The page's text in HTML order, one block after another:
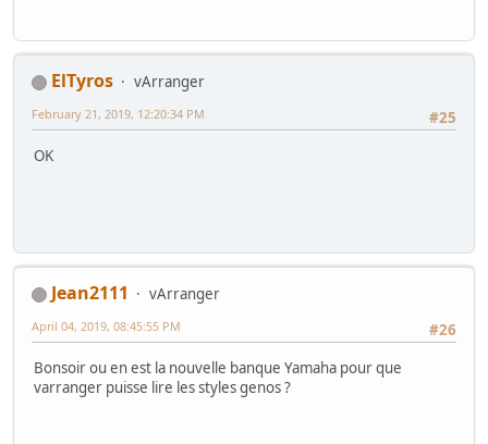
ElTyros
vArranger
#25
February 21, 2019, 12:20:34 PM
OK
Jean2111
vArranger
#26
April 04, 2019, 08:45:55 PM
Bonsoir ou en est la nouvelle banque Yamaha pour que
varranger puisse lire les styles genos ?